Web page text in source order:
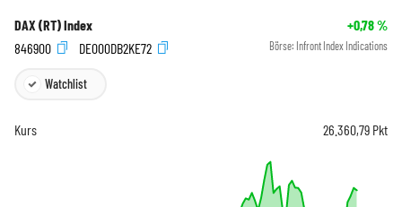
DAX (RT) Index +0,78%
846900
DE000DB2KE72 Börse: Infront Index Indications
Watchlist
Kurs 26.360,79 Pkt